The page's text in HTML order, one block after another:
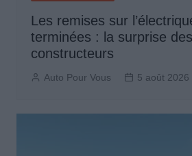
Les remises sur
terminées : la surprise des
constructeurs
Auto Pour Vous 5 août 2026